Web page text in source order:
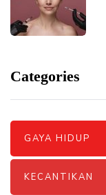
Categories
GAYA HIDUP
KECANTIKAN